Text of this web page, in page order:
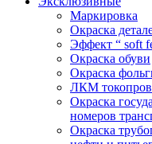
Маркировка
Окраска
Эффект “ soft
Окраска обуви
Окраска
ЛКМ
Окраска
номеров
Окраска